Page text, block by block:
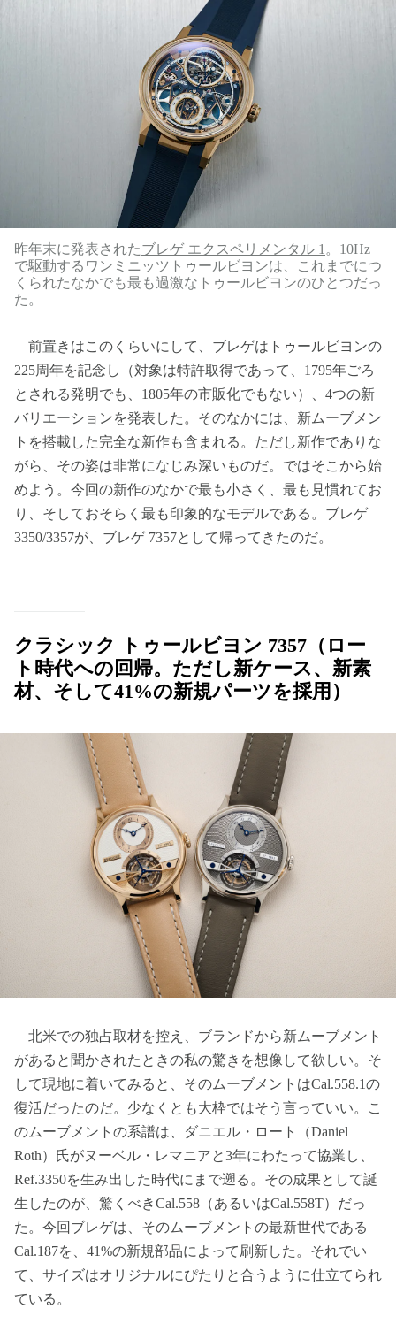
昨年末に発表されたブレゲ エクスペリメンタル 1 。10Hz
で駆動するワンミニッツトゥールビヨンは、これまでにつ
くられたなかでも最も過激なトゥールビヨンのひとつだっ
た。
前置きはこのくらいにして、ブレゲはトゥールビヨンの
225周年を記念し（対象は特許取得であって、1795年ごろ
とされる発明でも、1805年の市販化でもない）、4つの新
バリエーションを発表した。そのなかには、新ムーブメン
トを搭載した完全な新作も含まれる。ただし新作でありな
がら、その姿は非常になじみ深いものだ。ではそこから始
めよう。今回の新作のなかで最も小さく、最も見慣れてお
り、そしておそらく最も印象的なモデルである。ブレゲ
3350/3357が、ブレゲ 7357として帰ってきたのだ。
クラシック トゥールビヨン 7357（ロー
ト時代への回帰。ただし新ケース、新素
材、そして41%の新規パーツを採用）
北米での独占取材を控え、ブランドから新ムーブメント
があると聞かされたときの私の驚きを想像して欲しい。そ
して現地に着いてみると、そのムーブメントはCal.558.1の
復活だったのだ。少なくとも大枠ではそう言っていい。こ
のムーブメントの系譜は、ダニエル・ロート（Daniel
Roth）氏がヌーベル・レマニアと3年にわたって協業し、
Ref.3350を生み出した時代にまで遡る。その成果として誕
生したのが、驚くべきCal.558（あるいはCal.558T）だっ
た。今回ブレゲは、そのムーブメントの最新世代である
Cal.187を、41%の新規部品によって刷新した。それでい
て、サイズはオリジナルにぴたりと合うように仕立てられ
ている。